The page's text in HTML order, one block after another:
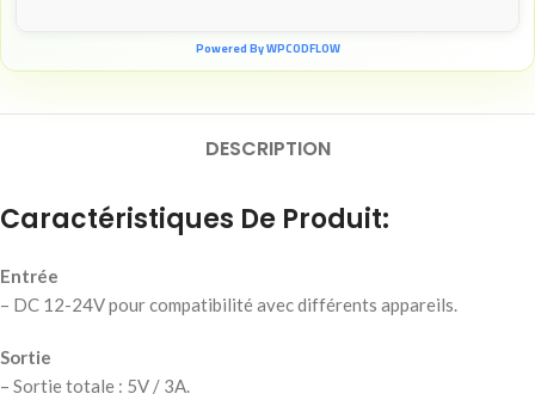
Powered By WPCODFLOW
DESCRIPTION
Caractéristiques De Produit:
Entrée
– DC 12-24V pour compatibilité avec différents appareils.
Sortie
– Sortie totale : 5V / 3A.